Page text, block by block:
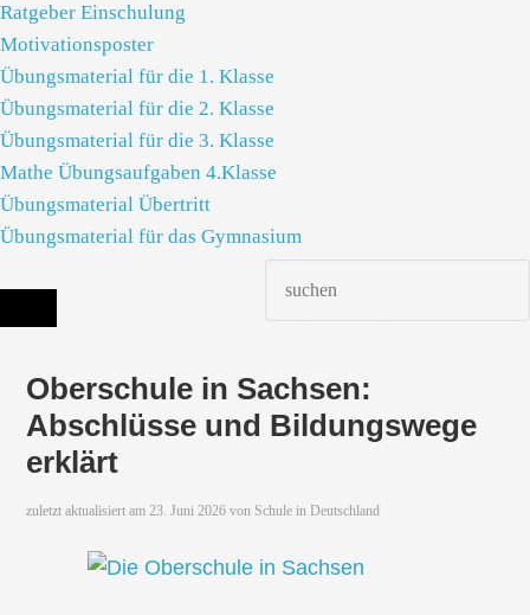
Ratgeber Einschulung
Motivationsposter
Übungsmaterial für die 1. Klasse
Übungsmaterial für die 2. Klasse
Übungsmaterial für die 3. Klasse
Mathe Übungsaufgaben 4.Klasse
Übungsmaterial Übertritt
Übungsmaterial für das Gymnasium
Die richtige Schule finden - dein Infoportal zur Schulsuche in Deutschland
Oberschule in Sachsen:
Abschlüsse und Bildungswege
erklärt
zuletzt aktualisiert am23. Juni 2026 von Schule in Deutschland